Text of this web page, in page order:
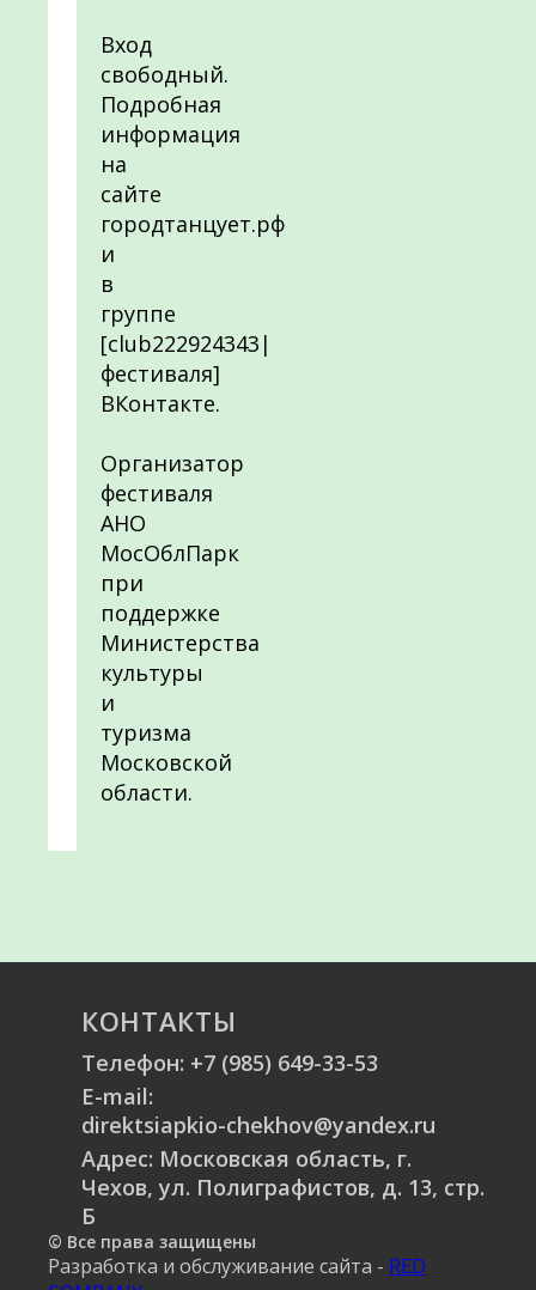
Вход
свободный.
Подробная
информация
на
сайте
городтанцует.рф
и
в
группе
[club222924343|
фестиваля]
ВКонтакте.
Организатор
фестиваля
АНО
МосОблПарк
при
поддержке
Министерства
культуры
и
туризма
Московской
области.
КОНТАКТЫ
Телефон: +7 (985) 649-33-53
E-mail:
direktsiapkio-chekhov@yandex.ru
Адрес: Московская область, г.
Чехов, ул. Полиграфистов, д. 13, стр.
Б
© Все права защищены
Разработка и обслуживание сайта - RED